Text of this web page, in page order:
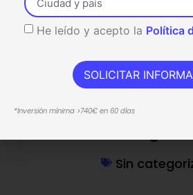
Entrada anterior
Sin
He leído y acepto la Política
SOLICITAR
*Inversión mínima >740€ en 60 días